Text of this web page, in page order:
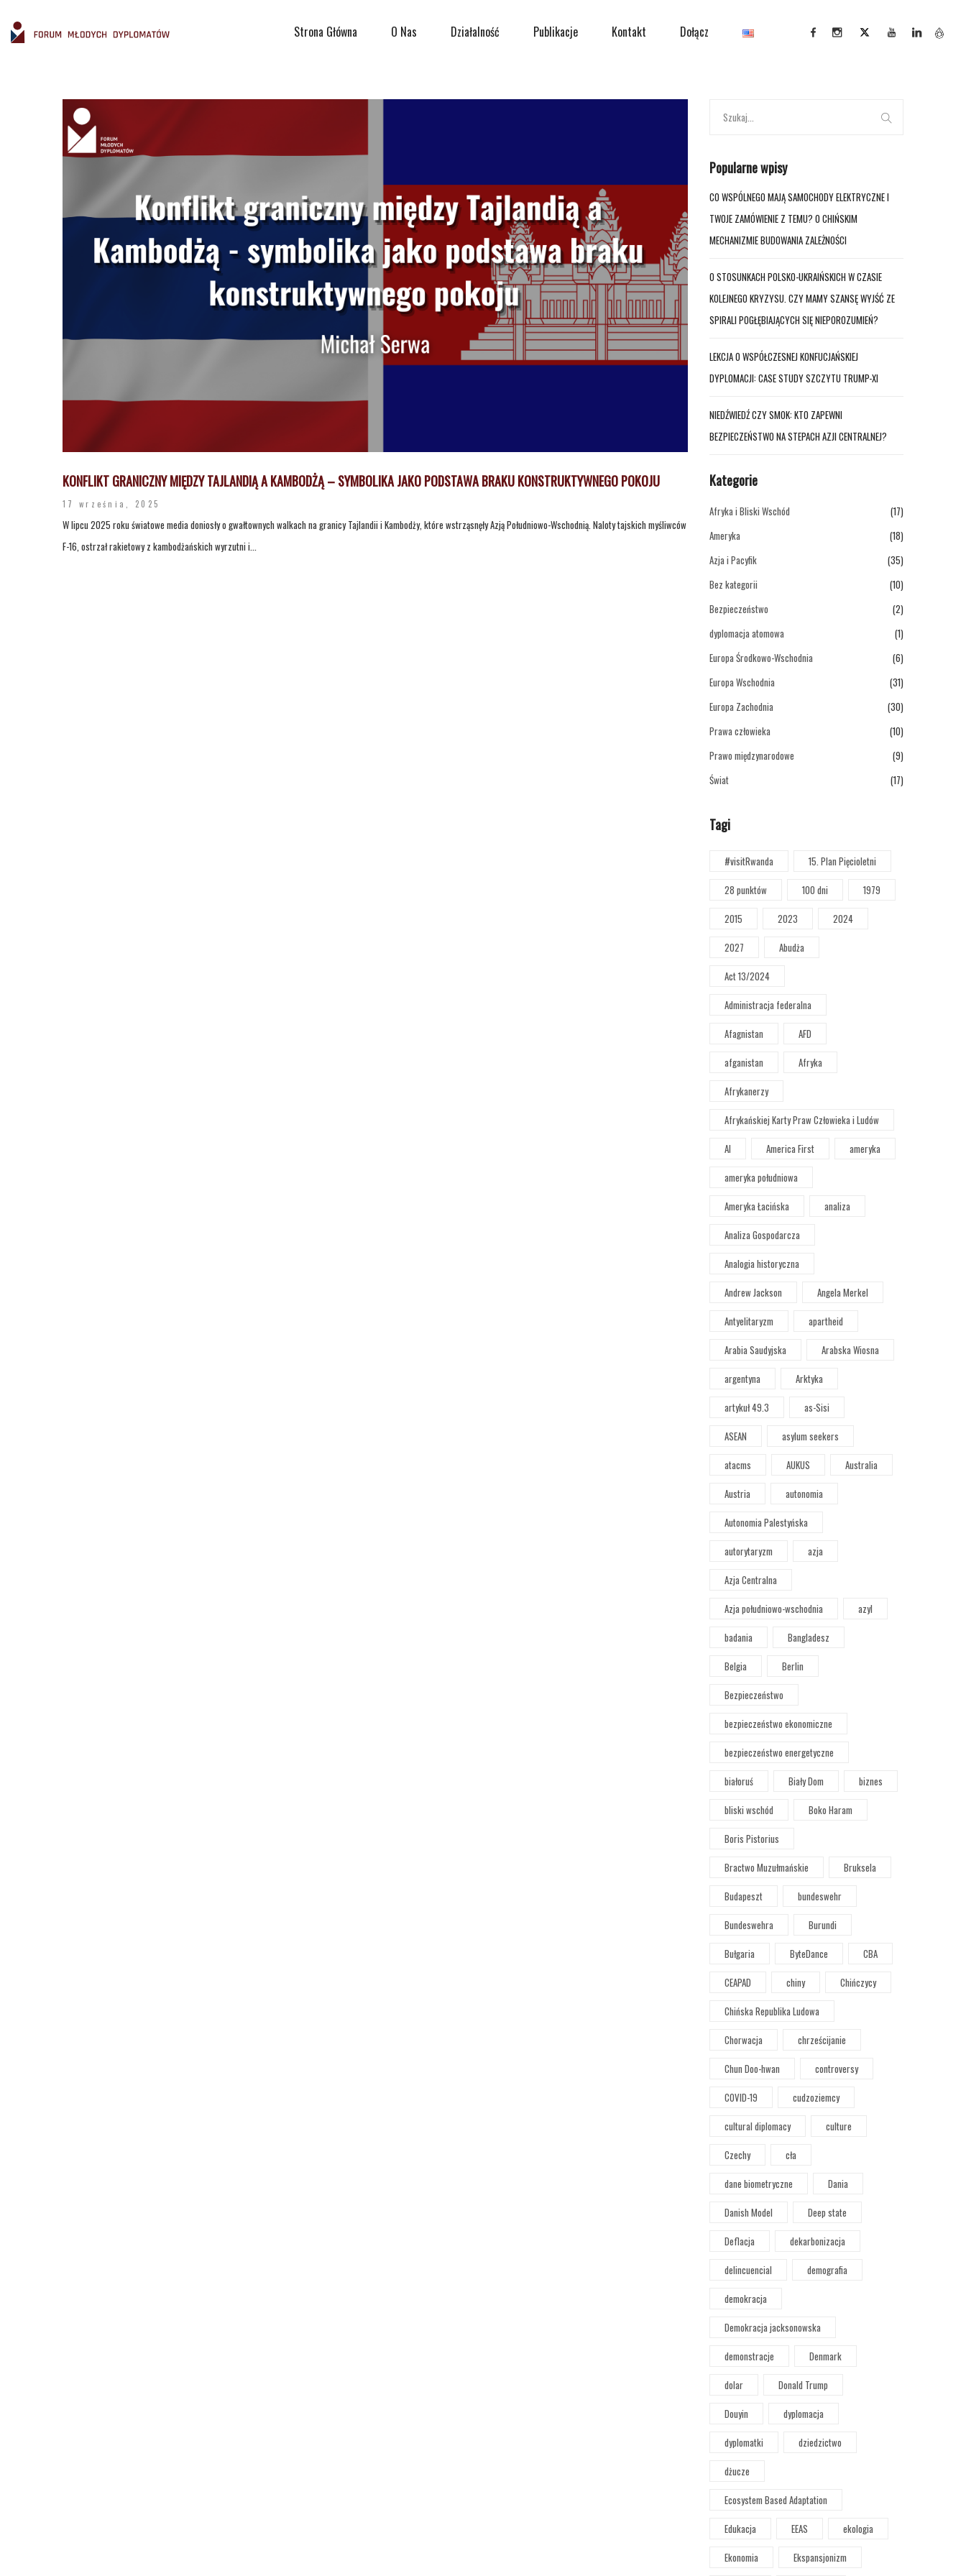
Strona Główna O Nas Działalność Publikacje Kontakt Dołącz
KONFLIKT GRANICZNY MIĘDZY TAJLANDIĄ A KAMBODŻĄ – SYMBOLIKA JAKO PODSTAWA BRAKU KONSTRUKTYWNEGO POKOJU
17 września, 2025
W lipcu 2025 roku światowe media doniosły o gwałtownych walkach na granicy Tajlandii i Kambodży, które wstrząsnęły Azją Południowo-Wschodnią. Naloty tajskich myśliwców
F-16, ostrzał rakietowy z kambodżańskich wyrzutni i...
Popularne wpisy
CO WSPÓLNEGO MAJĄ SAMOCHODY ELEKTRYCZNE I
TWOJE ZAMÓWIENIE Z TEMU? O CHIŃSKIM
MECHANIZMIE BUDOWANIA ZALEŻNOŚCI
O STOSUNKACH POLSKO-UKRAIŃSKICH W CZASIE
KOLEJNEGO KRYZYSU. CZY MAMY SZANSĘ WYJŚĆ ZE
SPIRALI POGŁĘBIAJĄCYCH SIĘ NIEPOROZUMIEŃ?
LEKCJA O WSPÓŁCZESNEJ KONFUCJAŃSKIEJ
DYPLOMACJI: CASE STUDY SZCZYTU TRUMP-XI
NIEDŹWIEDŹ CZY SMOK: KTO ZAPEWNI
BEZPIECZEŃSTWO NA STEPACH AZJI CENTRALNEJ?
Kategorie
Afryka i Bliski Wschód
(17)
Ameryka
(18)
Azja i Pacyfik
(35)
Bez kategorii
(10)
Bezpieczeństwo
(2)
dyplomacja atomowa
(1)
Europa Środkowo-Wschodnia
(6)
Europa Wschodnia
(31)
Europa Zachodnia
(30)
Prawa człowieka
(10)
Prawo międzynarodowe
(9)
Świat
(17)
Tagi
#visitRwanda
15. Plan Pięcioletni
28 punktów
100 dni
1979
2015
2023
2024
2027
Abudża
Act 13/2024
Administracja federalna
Afagnistan
AFD
afganistan
Afryka
Afrykanerzy
Afrykańskiej Karty Praw Człowieka i Ludów
AI
America First
ameryka
ameryka południowa
Ameryka Łacińska
analiza
Analiza Gospodarcza
Analogia historyczna
Andrew Jackson
Angela Merkel
Antyelitaryzm
apartheid
Arabia Saudyjska
Arabska Wiosna
argentyna
Arktyka
artykuł 49.3
as-Sisi
ASEAN
asylum seekers
atacms
AUKUS
Australia
Austria
autonomia
Autonomia Palestyńska
autorytaryzm
azja
Azja Centralna
Azja południowo-wschodnia
azyl
badania
Bangladesz
Belgia
Berlin
Bezpieczeństwo
bezpieczeństwo ekonomiczne
bezpieczeństwo energetyczne
białoruś
Biały Dom
biznes
bliski wschód
Boko Haram
Boris Pistorius
Bractwo Muzułmańskie
Bruksela
Budapeszt
bundeswehr
Bundeswehra
Burundi
Bułgaria
ByteDance
CBA
CEAPAD
chiny
Chińczycy
Chińska Republika Ludowa
Chorwacja
chrześcijanie
Chun Doo-hwan
controversy
COVID-19
cudzoziemcy
cultural diplomacy
culture
Czechy
cła
dane biometryczne
Dania
Danish Model
Deep state
Deflacja
dekarbonizacja
delincuencial
demografia
demokracja
Demokracja jacksonowska
demonstracje
Denmark
dolar
Donald Trump
Douyin
dyplomacja
dyplomatki
dziedzictwo
dżucze
Ecosystem Based Adaptation
Edukacja
EEAS
ekologia
Ekonomia
Ekspansjonizm